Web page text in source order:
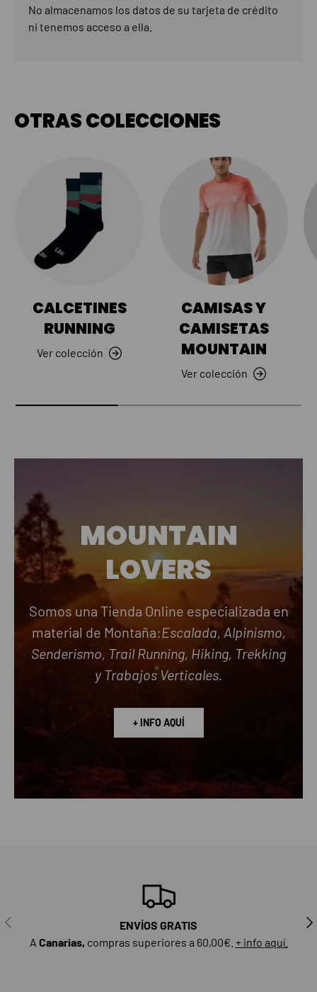
No almacenamos los datos de su tarjeta de crédito
ni tenemos acceso a ella.
OTRAS COLECCIONES
CALCETINES
RUNNING
Ver colección
CAMISAS Y
CAMISETAS
MOUNTAIN
Ver colección
MOUNTAIN
LOVERS
Somos una Tienda Online especializada en
material de Montaña:Escalada, Alpinismo,
Senderismo, Trail Running, Hiking, Trekking
y Trabajos Verticales.
+ INFO AQUÍ
ANTERIOR
ENVÍOS GRATIS
A Canarias, compras superiores a 60,00€. + info aquí.